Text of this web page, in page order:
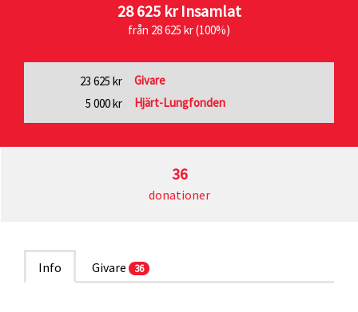
28 625 krInsamlat
från 28 625 kr (100%)
23 625 kr
Givare
5 000 kr
Hjärt-Lungfonden
36
donationer
Info Givare 36